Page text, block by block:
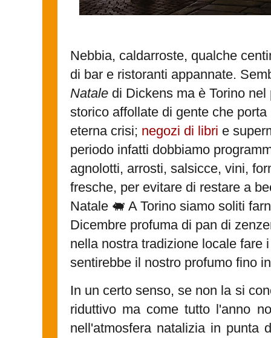
Nebbia, caldarroste, qualche
di bar e ristoranti appannate.
Natale di Dickens ma è Torino
storico affollate di gente che
eterna crisi; negozi di libri e
periodo infatti dobbiamo
agnolotti, arrosti, salsicce, vini,
fresche, per evitare di restare a
Natale 🐖 A Torino siamo soliti
Dicembre profuma di pan di
nella nostra tradizione locale fare
sentirebbe il nostro profumo fino
In un certo senso, se non la si
riduttivo ma come tutto l'anno
nell'atmosfera natalizia in punta